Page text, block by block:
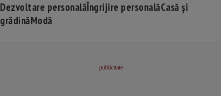
Dezvoltare personalăÎngrijire personalăCasă și
grădinăModă